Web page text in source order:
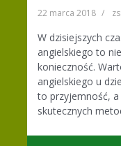
22 marca 2018
W dzisiejszych
angielskiego to
konieczność.
angielskiego u
to przyjemność, a
skutecznych